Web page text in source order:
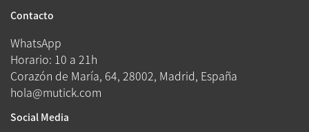
Contacto
WhatsApp
Horario: 10 a 21h
Corazón de María, 64, 28002, Madrid, España
hola@mutick.com
Social Media